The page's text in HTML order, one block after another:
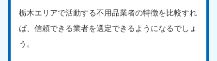
栃木エリアで活動する不用品業者の特徴を比較すれ
ば、信頼できる業者を選定できるようになるでしょ
う。